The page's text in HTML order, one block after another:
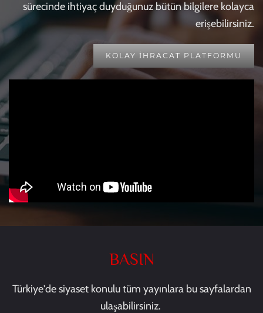
sürecinde ihtiyaç duyduğunuz bütün bilgilere kolayca
erişebilirsiniz.
KOLAY İHRACAT PLATFORMU
BASIN
Türkiye'de siyaset konulu tüm yayınlara bu sayfalardan
ulaşabilirsiniz.